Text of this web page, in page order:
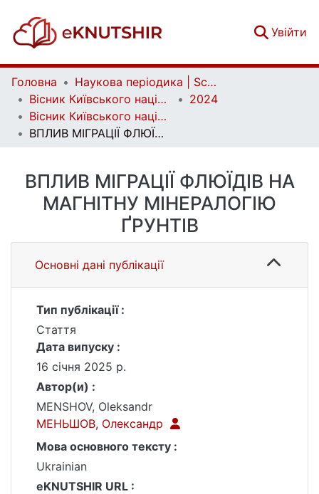
Увійти
Головна
Наукова періодика | Scientific periodicals
Вісник Київського національного університету імені Тараса Шевченка. Геологія | Visnyk of Taras Shevchenko National University of Kyiv. Geology
2024
Вісник Київського національного університету імені Тараса Шевченка. Геологія. 1(104)
ВПЛИВ МІГРАЦІЇ ФЛЮЇДІВ НА МАГНІТНУ МІНЕРАЛОГІЮ ҐРУНТІВ
ВПЛИВ МІГРАЦІЇ ФЛЮЇДІВ НА
МАГНІТНУ МІНЕРАЛОГІЮ
ҐРУНТІВ
Основні дані публікації
Тип публікації :
Стаття
Дата випуску :
16 січня 2025 р.
Автор(и) :
MENSHOV, Оleksandr
МЕНЬШОВ, Олександр
Мова основного тексту :
Ukrainian
eKNUTSHIR URL :